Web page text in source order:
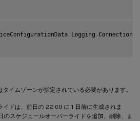
Logging .
イムゾーンが指定されている必要があります。
イドは、前日の 22:00 に 1 日前に生成されま
スケジュールオーバーライドを追加、削除、ま